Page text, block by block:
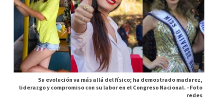
Su evolución va más allá del físico; ha demostrado madurez,
liderazgo y compromiso con su labor en el Congreso Nacional. -Foto
redes